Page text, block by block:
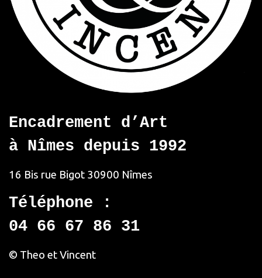
Encadrement d’Art
à Nîmes depuis 1992
16 Bis rue Bigot 30900 Nîmes
Téléphone :
04 66 67 86 31
© Theo et Vincent